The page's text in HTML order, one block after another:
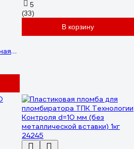
5
(33)
В корзину